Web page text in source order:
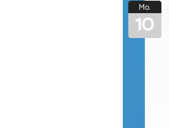
Mo.
10